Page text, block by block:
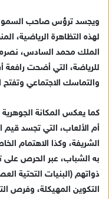
إ
ل
ك
ت
ر
ن
ا
ويجسد ترؤس صاحب السمو
لهذه التظاهرة الرياضية،
الملك محمد السادس، نصره
للرياضة، التي أضحت رافعة
والتماسك الاجتماعي وتفتح
كما يعكس المكانة الجوهرية
أم الألعاب، التي تجسد قيم
الشريفة، وكذا الاهتمام
به الشباب، عبر الحرص على
ذواتهم (البنيات التحتية
التكوين المهيكلة، وفرص